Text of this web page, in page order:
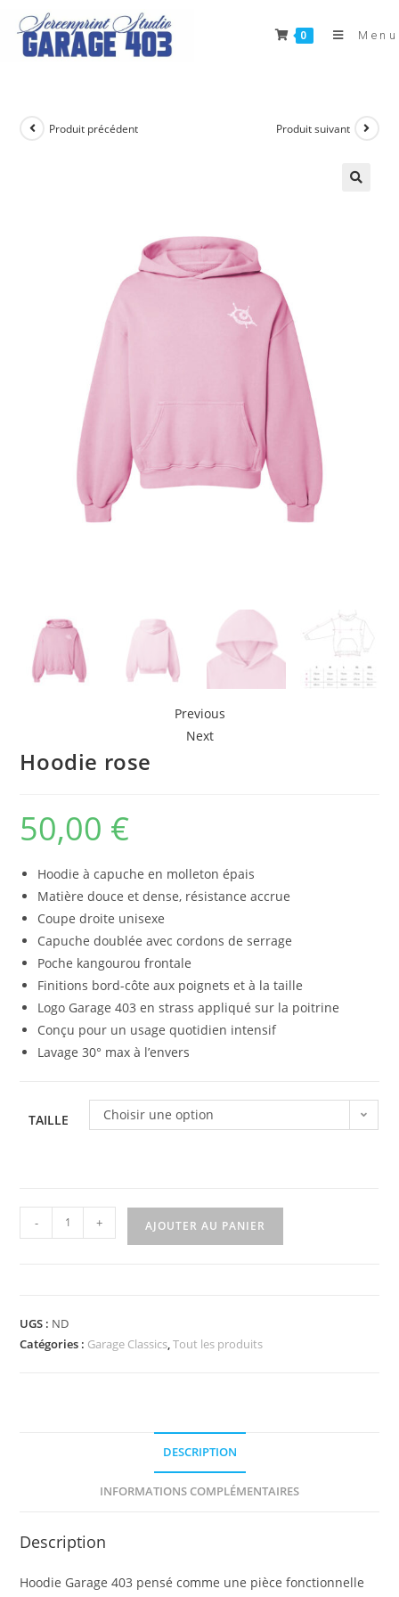
content
0 Menu
Produit précédent Produit suivant
Previous
Next
Hoodie rose
50,00 €
Hoodie à capuche en molleton épais
Matière douce et dense, résistance accrue
Coupe droite unisexe
Capuche doublée avec cordons de serrage
Poche kangourou frontale
Finitions bord-côte aux poignets et à la taille
Logo Garage 403 en strass appliqué sur la poitrine
Conçu pour un usage quotidien intensif
Lavage 30° max à l’envers
TAILLE Choisir une option
quantité
de
- + AJOUTER AU PANIER
UGS : ND
Catégories : Garage Classics,Tout les produits
DESCRIPTION
INFORMATIONS COMPLÉMENTAIRES
Description
Hoodie Garage 403 pensé comme une pièce fonctionnelle